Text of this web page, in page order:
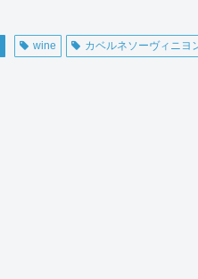
wine カベルネソーヴィニヨ